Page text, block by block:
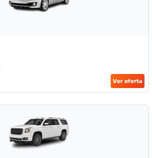
Ver oferta